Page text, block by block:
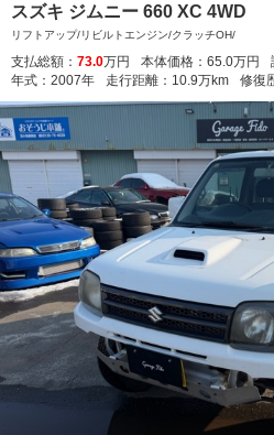
スズキ ジムニー 660 XC 4WD
リフトアップ/リビルトエンジン/クラッチOH/
支払総額： 73.0万円 本体価格： 65.0万円
年式： 2007年 走行距離： 10.9万km 修復